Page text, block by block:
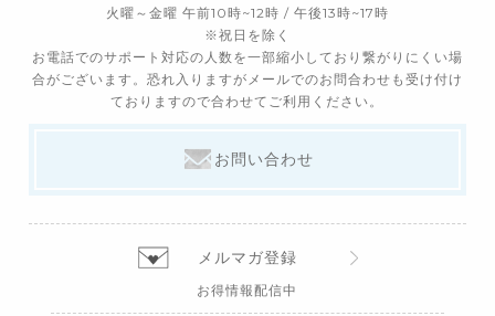
火曜～金曜 午前10時~12時 / 午後13時~17時
※祝日を除く
お電話でのサポート対応の人数を一部縮小しており繋がりにくい場
合がございます。恐れ入りますがメールでのお問合わせも受け付け
ておりますので合わせてご利用ください。
お問い合わせ
メルマガ登録
お得情報配信中